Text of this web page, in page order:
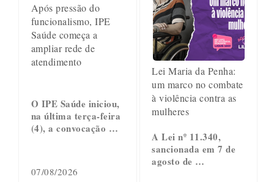
Após pressão do
funcionalismo, IPE
Saúde começa a
ampliar rede de
atendimento
O IPE Saúde iniciou,
na última terça-feira
(4), a convocação …
07/08/2026
Lei Maria da Penha:
um marco no combate
à violência contra as
mulheres
A Lei nº 11.340,
sancionada em 7 de
agosto de …